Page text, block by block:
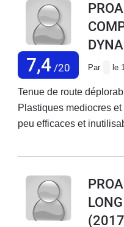
7,4 /20 Par le
Tenue de route
Plastiques mediocres
peu efficaces et
diesel insuffisant pour
limitésCe toyota est un
remplissage est très
existe des marques 10